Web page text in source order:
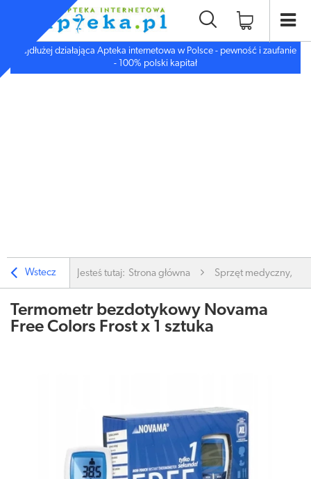
Najdłużej działająca Apteka internetowa w Polsce - pewność i zaufanie
- 100% polski kapitał
Wstecz Jesteś tutaj: Strona główna Sprzęt medyczny,
Termometr bezdotykowy Novama
Free Colors Frost x 1 sztuka